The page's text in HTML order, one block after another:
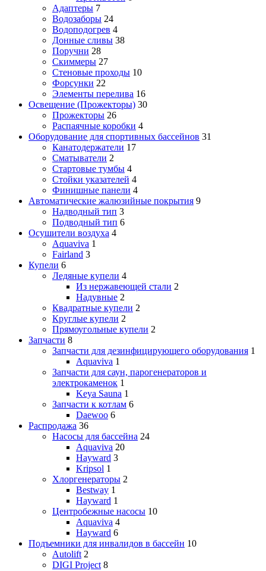
Адаптеры 7
Водозаборы 24
Водоподогрев 4
Донные сливы 38
Поручни 28
Скиммеры 27
Стеновые проходы 10
Форсунки 22
Элементы перелива 16
Освещение (Прожекторы) 30
Прожекторы 26
Распаячные коробки 4
Оборудование для спортивных бассейнов 31
Канатодержатели 17
Сматыватели 2
Стартовые тумбы 4
Стойки указателей 4
Финишные панели 4
Автоматические жалюзийные покрытия 9
Надводный тип 3
Подводный тип 6
Осушители воздуха 4
Aquaviva 1
Fairland 3
Купели 6
Ледяные купели 4
Из нержавеющей стали 2
Надувные 2
Квадратные купели 2
Круглые купели 2
Прямоугольные купели 2
Запчасти 8
Запчасти для дезинфицирующего оборудования 1
Aquaviva 1
Запчасти для саун, парогенераторов и
электрокаменок 1
Keya Sauna 1
Запчасти к котлам 6
Daewoo 6
Распродажа 36
Насосы для бассейна 24
Aquaviva 20
Hayward 3
Kripsol 1
Хлоргенераторы 2
Bestway 1
Hayward 1
Центробежные насосы 10
Aquaviva 4
Hayward 6
Подъемники для инвалидов в бассейн 10
Autolift 2
DIGI Project 8